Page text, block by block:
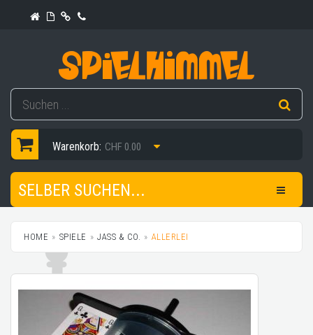
Warenkorb: CHF 0.00
SELBER SUCHEN...
HOME SPIELE JASS & CO. ALLERLEI